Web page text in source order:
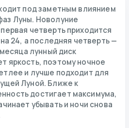
под заметным влиянием
Луны. Новолуние
четверть приходится
24, а последняя четверть —
лунный диск
яркость, поэтому ночное
и лучше подходит для
Луной. Ближе к
достигает максимума,
убывать и ночи снова